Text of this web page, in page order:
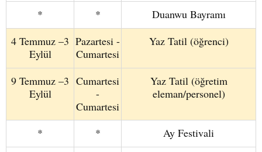
*
*
Duanwu Bayramı
4 Temmuz –3
Eylül
Pazartesi -
Cumartesi
Yaz Tatil (öğrenci)
9 Temmuz –3
Eylül
Cumartesi
-
Cumartesi
Yaz Tatil (öğretim
eleman/personel)
* *
Ay Festivali